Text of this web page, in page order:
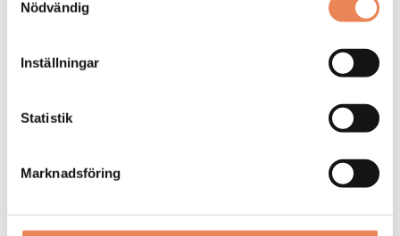
Nödvändig
Inställningar
Statistik
Marknadsföring
Arbetsgivare: Smådalarö Gård Hotell & Spa
Sista ansökningsdag: 2026-08-30